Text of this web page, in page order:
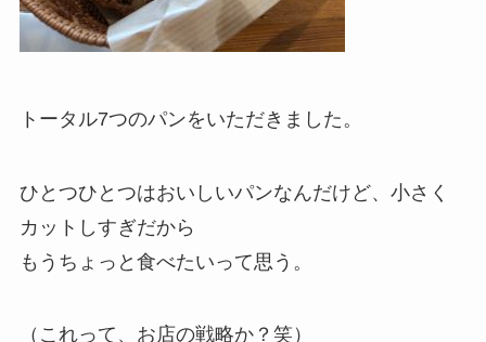
トータル7つのパンをいただきました。
ひとつひとつはおいしいパンなんだけど、小さく
カットしすぎだから
もうちょっと食べたいって思う。
（これって、お店の戦略か？笑）